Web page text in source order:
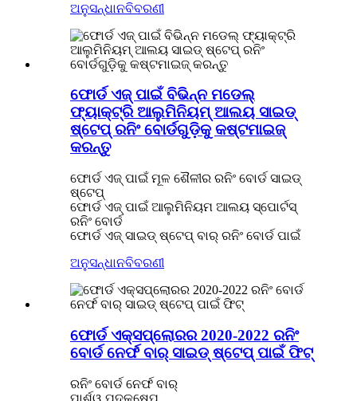
ଅନୁସନ୍ଧାନବିବରଣୀ
ଫୋର୍ଡ ଏଜ୍ ପାଇଁ ବିଭିନ୍ନ ମଡେଲ୍
ଫ୍ୟାକ୍ଟ୍ରି ଆଲୁମିନିୟମ୍ ଆଲୟ ସାଇଡ୍
ଷ୍ଟେପ୍ ରନିଂ ବୋର୍ଡଗୁଡ଼ିକୁ କଷ୍ଟମାଇଜ୍
କରନ୍ତୁ
ଫୋର୍ଡ ଏଜ୍ ପାଇଁ ମୂଳ ଶୈଳୀର ରନିଂ ବୋର୍ଡ ସାଇଡ୍
ଷ୍ଟେପ୍
ଫୋର୍ଡ ଏଜ୍ ପାଇଁ ଆଲୁମିନିୟମ ଆଲୟ ସ୍ପୋର୍ଟସ୍
ରନିଂ ବୋର୍ଡ
ଫୋର୍ଡ ଏଜ୍ ସାଇଡ୍ ଷ୍ଟେପ୍ ବାର୍ ରନିଂ ବୋର୍ଡ ପାଇଁ
ଅନୁସନ୍ଧାନବିବରଣୀ
ଫୋର୍ଡ ଏକ୍ସପ୍ଲୋରର 2020-2022 ରନିଂ
ବୋର୍ଡ ନେର୍ଫ ବାର୍ ସାଇଡ୍ ଷ୍ଟେପ୍ ପାଇଁ ଫିଟ୍
ରନିଂ ବୋର୍ଡ ନେର୍ଫ ବାର୍
ପାର୍ଶ୍ୱ ପଦକ୍ଷେପ